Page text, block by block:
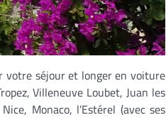
votre séjour et longer en voiture
Villeneuve Loubet, Juan les
Monaco, l’Estérel (avec ses